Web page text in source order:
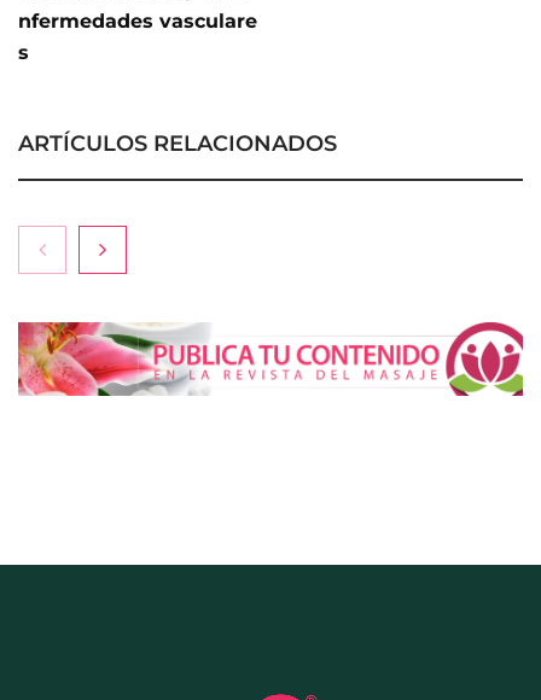
nfermedades vasculare
s
ARTÍCULOS RELACIONADOS